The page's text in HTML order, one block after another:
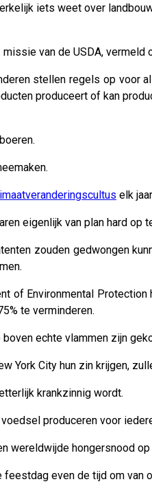
iets weet over
van de USDA,
stellen regels op
produceert of kan
elk
eigenlijk van plan hard
zouden gedwongen
of Environmental
te verminderen.
echte vlammen zijn
York City hun zin krijgen,
krankzinnig wordt.
produceren voor
wereldwijde hongersnood
even de tijd om van